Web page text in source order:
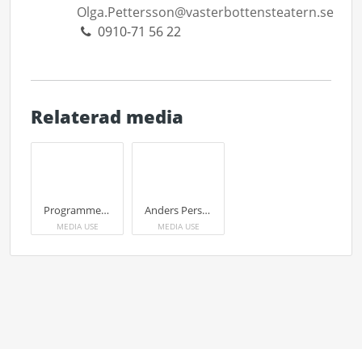
Olga.Pettersson@vasterbottensteatern.se
0910-71 56 22
Relaterad media
Programmet för höstsäsongen i Robertsfors - årets kulturkommun i Västerbotten 2020/21.
MEDIA USE
Anders Persson, kommunchef i Robertsfors – Årets kulturkommun i Västerbotten 2020/21.
MEDIA USE